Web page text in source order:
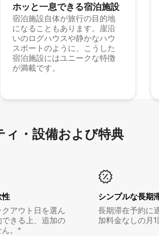
ホッと一⁠息⁠で⁠き⁠る宿⁠泊施⁠設
宿泊施設自体が旅行の目的地
になることもあります。崖沿
いのログハウスや静かなハウ
スボートのように、こうした
宿泊施設にはユニークな特徴
が満載です。
・設⁠備⁠および特⁠典
性
アウト日を選ん
きる上、追加の
。*
シンプルな長期
長期滞在予約に
加料金なしの月